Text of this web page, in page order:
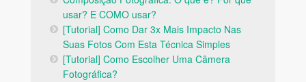
usar? E COMO usar?
[Tutorial] Como Dar 3x Mais Impacto Nas
Suas Fotos Com Esta Técnica Simples
[Tutorial] Como Escolher Uma Câmera
Fotográfica?